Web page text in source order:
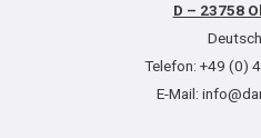
D – 23758
Telefon: +49 (0)
E-Mail: